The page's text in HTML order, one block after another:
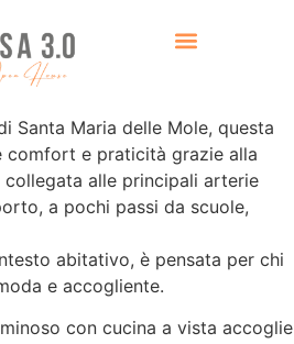
Santa Maria delle Mole, questa
comfort e praticità grazie alla
alle principali arterie
a pochi passi da scuole,
abitativo, è pensata per chi
e accogliente.
con cucina a vista accoglie